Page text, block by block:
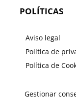
POLÍTICAS
Aviso legal
Política de
Política de
Gestionar